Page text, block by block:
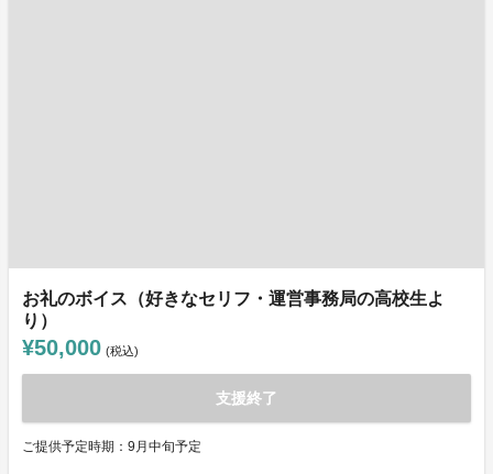
お礼のボイス（好きなセリフ・運営事務局の高校生よ
り）
¥50,000 (税込)
支援終了
ご提供予定時期：9月中旬予定